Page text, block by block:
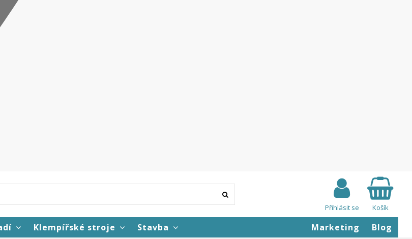
Přihlásit se Košík
Klempířské stroje Stavba Blog
Marketing